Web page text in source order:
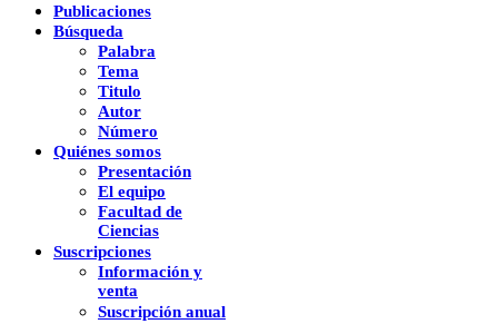
Publicaciones
Búsqueda
Palabra
Tema
Titulo
Autor
Número
Quiénes somos
Presentación
El equipo
Facultad de
Ciencias
Suscripciones
Información y
venta
Suscripción anual